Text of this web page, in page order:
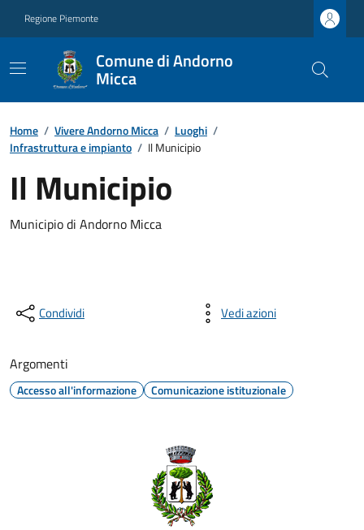
Regione Piemonte
Comune di Andorno
Micca
Home / Vivere Andorno Micca / Luoghi /
Infrastruttura e impianto / Il Municipio
Il Municipio
Municipio di Andorno Micca
Condividi Vedi azioni
Argomenti
Accesso all'informazione Comunicazione istituzionale